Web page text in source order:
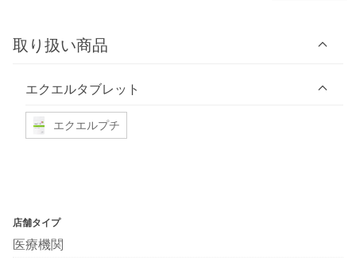
取り扱い商品
エクエルタブレット
エクエルプチ
店舗タイプ
医療機関